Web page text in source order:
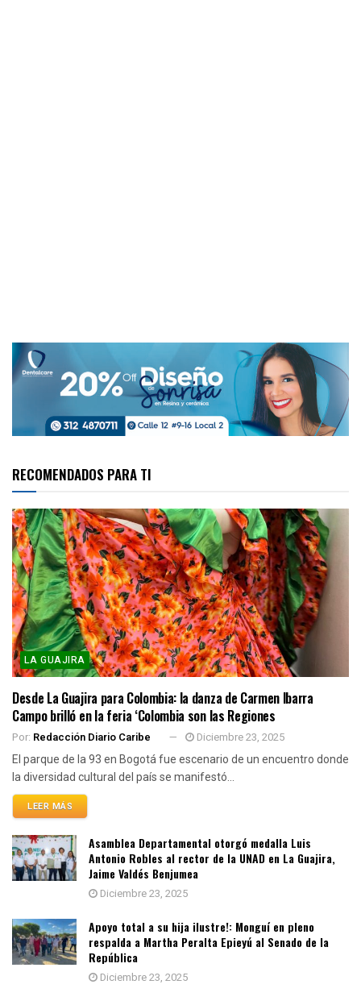
RECOMENDADOS PARA TI
LA GUAJIRA
Desde La Guajira para Colombia: la danza de Carmen Ibarra
Campo brilló en la feria ‘Colombia son las Regiones
Por: Redacción Diario Caribe Diciembre 23, 2025
El parque de la 93 en Bogotá fue escenario de un encuentro donde
la diversidad cultural del país se manifestó...
LEER MÁS
Asamblea Departamental otorgó medalla Luis
Antonio Robles al rector de la UNAD en La Guajira,
Jaime Valdés Benjumea
Diciembre 23, 2025
Apoyo total a su hija ilustre!: Monguí en pleno
respalda a Martha Peralta Epieyú al Senado de la
República
Diciembre 23, 2025